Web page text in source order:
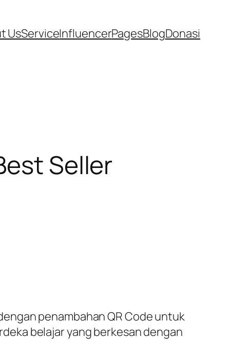
UsServiceInfluencerPagesBlogDonasi
Seller
penambahan QR Code untuk
belajar yang berkesan dengan